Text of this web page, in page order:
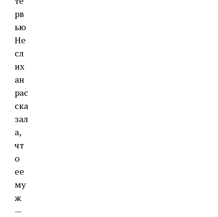
рв
ью
Не
сл
их
ан
рас
ска
зал
а,
чт
о
ее
му
ж
—